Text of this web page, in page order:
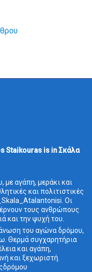
Staikouras is in Σκάλα
με αγάπη, μεράκι και
και πολιτιστικές
Οι
τους ανθρώπους
και την ψυχή του.
του αγώνα δρόμου,
Θερμά συγχαρητήρια
και αγάπη,
και ξεχωριστή.